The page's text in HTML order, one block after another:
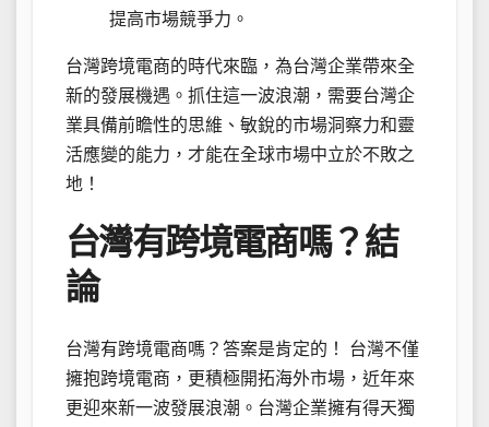
提高市場競爭力。
台灣跨境電商的時代來臨，為台灣企業帶來全
新的發展機遇。抓住這一波浪潮，需要台灣企
業具備前瞻性的思維、敏銳的市場洞察力和靈
活應變的能力，才能在全球市場中立於不敗之
地！
台灣有跨境電商嗎？結
論
台灣有跨境電商嗎？答案是肯定的！ 台灣不僅
擁抱跨境電商，更積極開拓海外市場，近年來
更迎來新一波發展浪潮。台灣企業擁有得天獨